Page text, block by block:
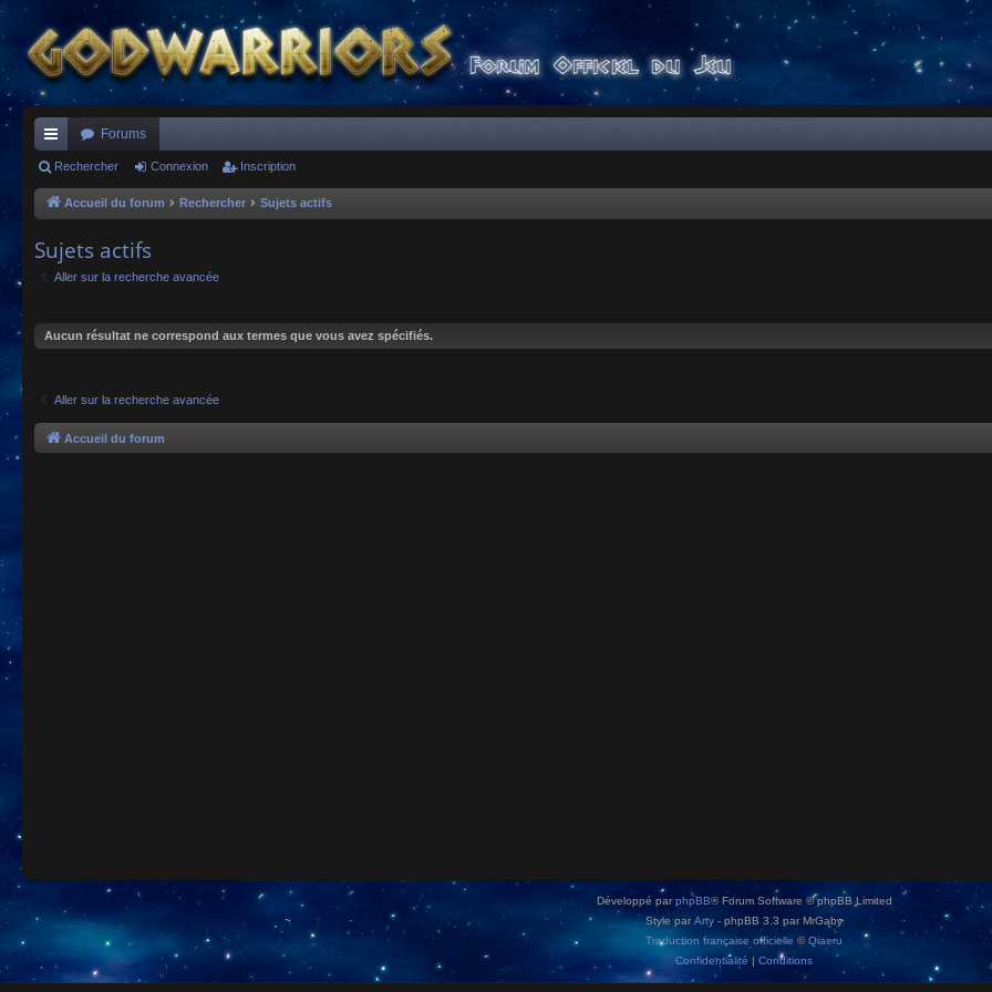
ac
co
Forums
Rechercher Connexion Inscription
Accueil du forum Rechercher Sujets actifs
Sujets actifs
Aller sur la recherche avancée
Aucun résultat ne correspond aux termes que vous avez spécifiés.
Aller sur la recherche avancée
Accueil du forum
Développé parphpBB® Forum Software © phpBB Limited
Style par Arty - phpBB 3.3 par MrGaby
Traduction française officielle ©Qiaeru
Confidentialité | Conditions